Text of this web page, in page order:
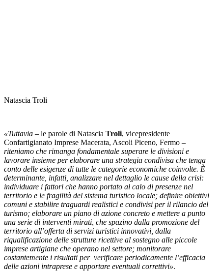
Natascia Troli
«Tuttavia – le parole di Natascia Troli, vicepresidente
Confartigianato Imprese Macerata, Ascoli Piceno, Fermo –
riteniamo che rimanga fondamentale superare le divisioni e
lavorare insieme per elaborare una strategia condivisa che tenga
conto delle esigenze di tutte le categorie economiche coinvolte. È
determinante, infatti, analizzare nel dettaglio le cause della crisi:
individuare i fattori che hanno portato al calo di presenze nel
territorio e le fragilità del sistema turistico locale; definire obiettivi
comuni e stabilire traguardi realistici e condivisi per il rilancio del
turismo; elaborare un piano di azione concreto e mettere a punto
una serie di interventi mirati, che spazino dalla promozione del
territorio all’offerta di servizi turistici innovativi, dalla
riqualificazione delle strutture ricettive al sostegno alle piccole
imprese artigiane che operano nel settore; monitorare
costantemente i risultati per verificare periodicamente l’efficacia
delle azioni intraprese e apportare eventuali correttivi».